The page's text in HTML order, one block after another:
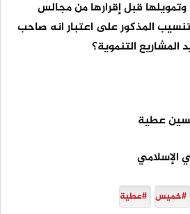
قبل إقرارها من مجالس
المذكور على اعتبار انه صاحب
المشاريع التنموية؟
عطية
الإسلامي
#خميس #عطية